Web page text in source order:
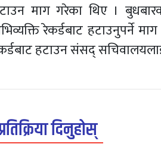
माग गरेका थिए ।
रेकर्डबाट हटाउनुपर्ने
हटाउन संसद्
दिनुहोस्